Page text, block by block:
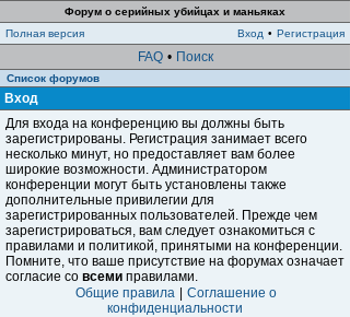
Форум о серийных убийцах и маньяках
Полная версия
Вход • Регистрация
FAQ • Поиск
Список форумов
Вход
Для входа на конференцию вы должны быть
зарегистрированы. Регистрация занимает всего
несколько минут, но предоставляет вам более
широкие возможности. Администратором
конференции могут быть установлены также
дополнительные привилегии для
зарегистрированных пользователей. Прежде чем
зарегистрироваться, вам следует ознакомиться с
правилами и политикой, принятыми на конференции.
Помните, что ваше присутствие на форумах означает
согласие со всеми правилами.
Общие правила
Соглашение о
конфиденциальности